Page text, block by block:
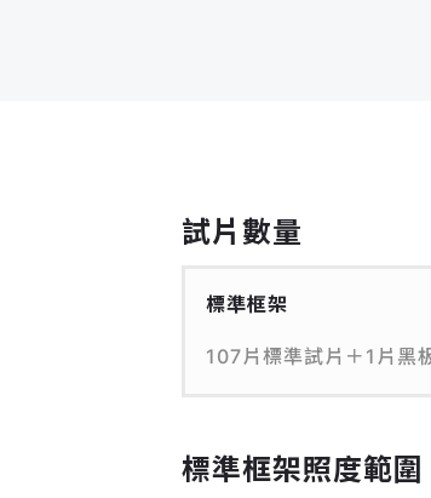
試片數量
標準框架
107片標準試片＋1片黑
標準框架照度範圍